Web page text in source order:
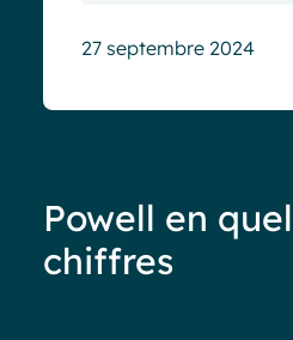
27 septembre 2024
Powell en
chiffres